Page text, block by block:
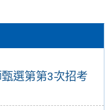
選第第3次招考